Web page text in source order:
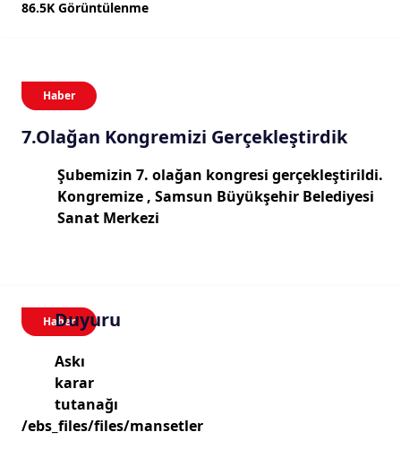
86.5K Görüntülenme
Haber
7.Olağan Kongremizi Gerçekleştirdik
Şubemizin 7. olağan kongresi gerçekleştirildi.
Kongremize , Samsun Büyükşehir Belediyesi
Sanat Merkezi
Haber
Duyuru
Askı
karar
tutanağı
/ebs_files/files/mansetler